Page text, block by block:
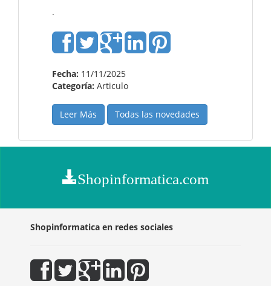
.
Fecha: 11/11/2025
Categoría: Articulo
Leer Más Todas las novedades
Shopinformatica.com
Shopinformatica en redes sociales